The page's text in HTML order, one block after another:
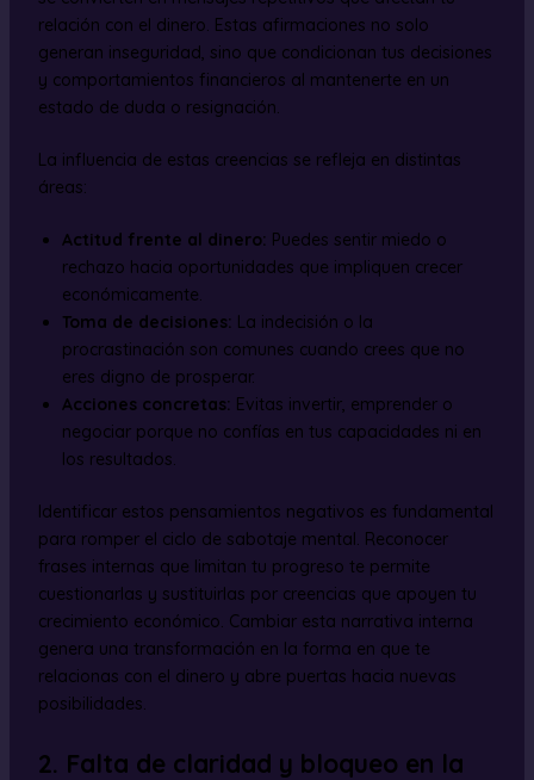
relación con el dinero. Estas afirmaciones no solo
generan inseguridad, sino que condicionan tus decisiones
y comportamientos financieros al mantenerte en un
estado de duda o resignación.
La influencia de estas creencias se refleja en distintas
áreas:
Actitud frente al dinero: Puedes sentir miedo o
rechazo hacia oportunidades que impliquen crecer
económicamente.
Toma de decisiones: La indecisión o la
procrastinación son comunes cuando crees que no
eres digno de prosperar.
Acciones concretas: Evitas invertir, emprender o
negociar porque no confías en tus capacidades ni en
los resultados.
Identificar estos pensamientos negativos es fundamental
para romper el ciclo de sabotaje mental. Reconocer
frases internas que limitan tu progreso te permite
cuestionarlas y sustituirlas por creencias que apoyen tu
crecimiento económico. Cambiar esta narrativa interna
genera una transformación en la forma en que te
relacionas con el dinero y abre puertas hacia nuevas
posibilidades.
2. Falta de claridad y bloqueo en la